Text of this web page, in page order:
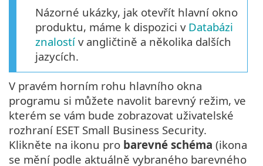
Názorné ukázky, jak otevřít hlavní okno
produktu, máme k dispozici v Databázi
znalostí v angličtině a několika dalších
jazycích.
V pravém horním rohu hlavního okna
programu si můžete navolit barevný režim, ve
kterém se vám bude zobrazovat uživatelské
rozhraní ESET Small Business Security.
Klikněte na ikonu pro barevné schéma (ikona
se mění podle aktuálně vybraného barevného